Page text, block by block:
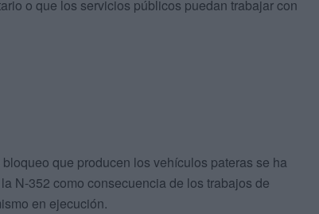
o que los servicios públicos puedan trabajar con
que producen los vehículos pateras se ha
N-352 como consecuencia de los trabajos de
en ejecución.